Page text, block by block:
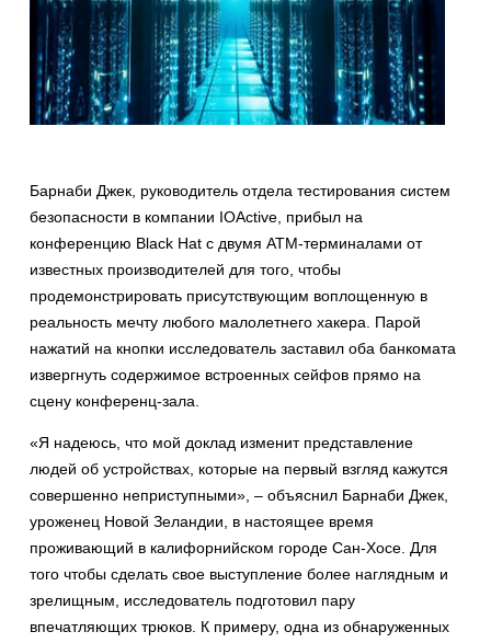
Барнаби Джек, руководитель отдела тестирования систем
безопасности в компании IOActive, прибыл на
конференцию Black Hat с двумя ATM-терминалами от
известных производителей для того, чтобы
продемонстрировать присутствующим воплощенную в
реальность мечту любого малолетнего хакера. Парой
нажатий на кнопки исследователь заставил оба банкомата
извергнуть содержимое встроенных сейфов прямо на
сцену конференц-зала.
«Я надеюсь, что мой доклад изменит представление
людей об устройствах, которые на первый взгляд кажутся
совершенно неприступными», – объяснил Барнаби Джек,
уроженец Новой Зеландии, в настоящее время
проживающий в калифорнийском городе Сан-Хосе. Для
того чтобы сделать свое выступление более наглядным и
зрелищным, исследователь подготовил пару
впечатляющих трюков. К примеру, одна из обнаруженных